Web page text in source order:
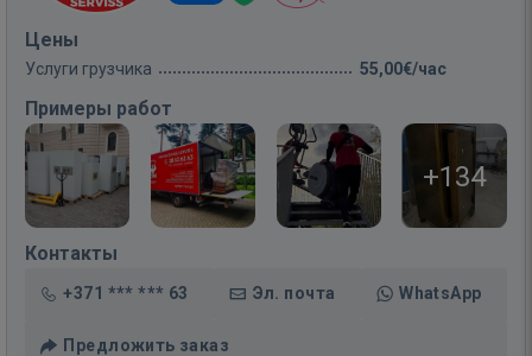
Цены
Услуги грузчика 55,00€/час
Примеры работ
+134
Контакты
+371 *** *** 63 Эл. почта WhatsApp
Предложить заказ